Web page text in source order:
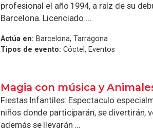
profesional el año 1994, a raíz de su
Barcelona. Licenciado ...
Actúa en: Barcelona, Tarragona
Tipos de evento: Cóctel, Eventos
Magia con música y
Fiestas Infantiles: Espectaculo
niños donde participarán, se divertirán,
además se llevarán ...